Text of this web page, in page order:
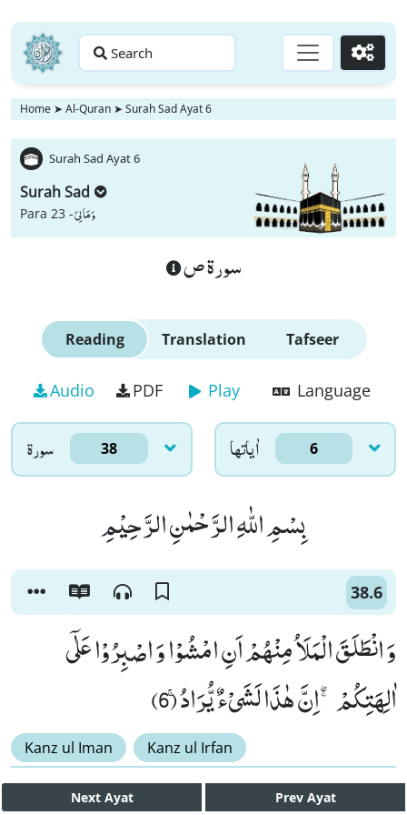
Search Go
Home ➤ Al-Quran ➤ Surah Sad Ayat 6
Surah Sad Ayat 6
Surah Sad
Para 23 -وَ مَا لِیَ
سورة ص
Reading Translation Tafseer
Audio PDF Play Language
سورۃ 38 اٰياتها 6
بِسْمِ اللّٰهِ الرَّحْمٰنِ الرَّحِیْمِ
38.6
وَ انْطَلَقَ الْمَلَاُ مِنْهُمْ اَنِ امْشُوْا وَ اصْبِرُوْا عَلٰۤى
اٰلِهَتِكُمْ ۚۖ-اِنَّ هٰذَا لَشَیْءٌ یُّرَادُۚ (6)
Kanz ul Iman Kanz ul Irfan
Next Ayat Prev Ayat